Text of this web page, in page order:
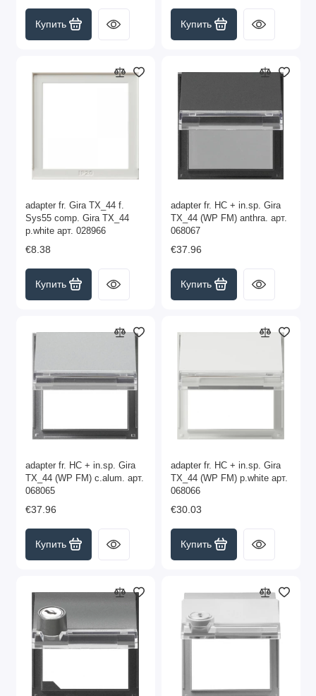
Купить Купить
adapter fr. Gira TX_44 f.
Sys55 comp. Gira TX_44
p.white арт. 028966
€8.38
Купить
adapter fr. HC + in.sp. Gira
TX_44 (WP FM) anthra. арт.
068067
€37.96
Купить
adapter fr. HC + in.sp. Gira
TX_44 (WP FM) c.alum. арт.
068065
€37.96
Купить
adapter fr. HC + in.sp. Gira
TX_44 (WP FM) p.white арт.
068066
€30.03
Купить